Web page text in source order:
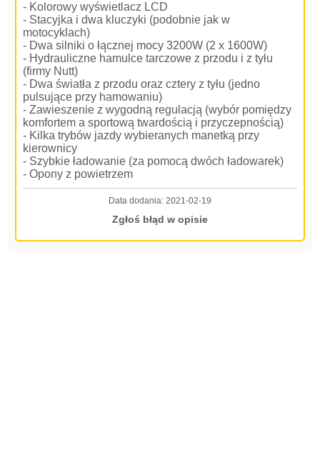
- Kolorowy wyświetlacz LCD
- Stacyjka i dwa kluczyki (podobnie jak w
motocyklach)
- Dwa silniki o łącznej mocy 3200W (2 x 1600W)
- Hydrauliczne hamulce tarczowe z przodu i z tyłu
(firmy Nutt)
- Dwa światła z przodu oraz cztery z tyłu (jedno
pulsujące przy hamowaniu)
- Zawieszenie z wygodną regulacją (wybór pomiędzy
komfortem a sportową twardością i przyczepnością)
- Kilka trybów jazdy wybieranych manetką przy
kierownicy
- Szybkie ładowanie (za pomocą dwóch ładowarek)
- Opony z powietrzem
Data dodania: 2021-02-19
Zgłoś błąd w opisie